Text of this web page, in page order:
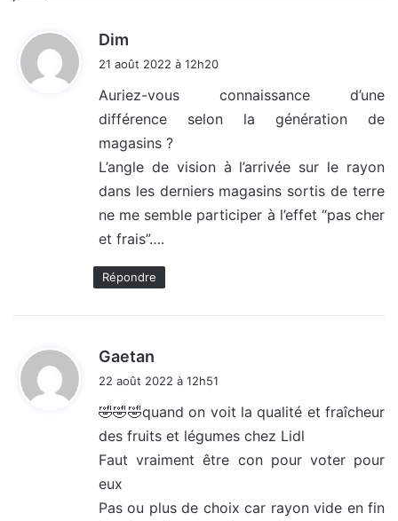
Dim
:
21 août 2022 à 12h20
Auriez-vous connaissance d’une
différence selon la génération de
magasins ?
L’angle de vision à l’arrivée sur le rayon
dans les derniers magasins sortis de terre
ne me semble participer à l’effet “pas cher
et frais”….
Répondre
Gaetan
:
22 août 2022 à 12h51
🤣🤣🤣quand on voit la qualité et fraîcheur
des fruits et légumes chez Lidl
Faut vraiment être con pour voter pour
eux
Pas ou plus de choix car rayon vide en fin